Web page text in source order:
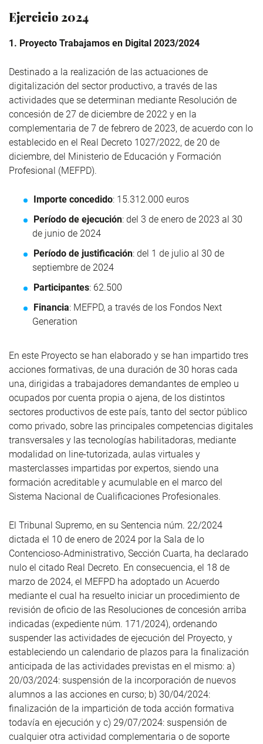
Ejercicio 2024
1. Proyecto Trabajamos en Digital 2023/2024
Destinado a la realización de las actuaciones de
digitalización del sector productivo, a través de las
actividades que se determinan mediante Resolución de
concesión de 27 de diciembre de 2022 y en la
complementaria de 7 de febrero de 2023, de acuerdo con lo
establecido en el Real Decreto 1027/2022, de 20 de
diciembre, del Ministerio de Educación y Formación
Profesional (MEFPD).
Importe concedido: 15.312.000 euros
Período de ejecución: del 3 de enero de 2023 al 30
de junio de 2024
Período de justificación: del 1 de julio al 30 de
septiembre de 2024
Participantes: 62.500
Financia: MEFPD, a través de los Fondos Next
Generation
En este Proyecto se han elaborado y se han impartido tres
acciones formativas, de una duración de 30 horas cada
una, dirigidas a trabajadores demandantes de empleo u
ocupados por cuenta propia o ajena, de los distintos
sectores productivos de este país, tanto del sector público
como privado, sobre las principales competencias digitales
transversales y las tecnologías habilitadoras, mediante
modalidad on line-tutorizada, aulas virtuales y
masterclasses impartidas por expertos, siendo una
formación acreditable y acumulable en el marco del
Sistema Nacional de Cualificaciones Profesionales.
El Tribunal Supremo, en su Sentencia núm. 22/2024
dictada el 10 de enero de 2024 por la Sala de lo
Contencioso-Administrativo, Sección Cuarta, ha declarado
nulo el citado Real Decreto. En consecuencia, el 18 de
marzo de 2024, el MEFPD ha adoptado un Acuerdo
mediante el cual ha resuelto iniciar un procedimiento de
revisión de oficio de las Resoluciones de concesión arriba
indicadas (expediente núm. 171/2024), ordenando
suspender las actividades de ejecución del Proyecto, y
estableciendo un calendario de plazos para la finalización
anticipada de las actividades previstas en el mismo: a)
20/03/2024: suspensión de la incorporación de nuevos
alumnos a las acciones en curso; b) 30/04/2024:
finalización de la impartición de toda acción formativa
todavía en ejecución y c) 29/07/2024: suspensión de
cualquier otra actividad complementaria o de soporte